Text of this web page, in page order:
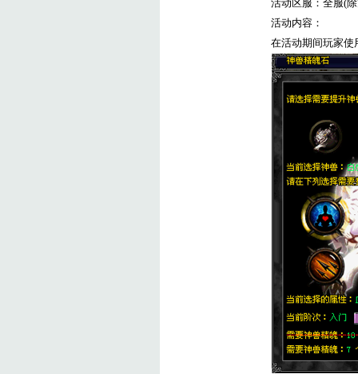
活动区服：全服(
活动内容：
在活动期间玩家使